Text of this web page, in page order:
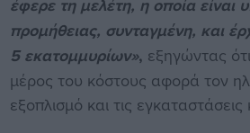
έφερε τη μελέτη, η οποία είναι
προμήθειας, συνταγμένη, και
5 εκατομμυρίων», εξηγώντας
μέρος του κόστους αφορά τον
εξοπλισμό και τις εγκαταστάσεις